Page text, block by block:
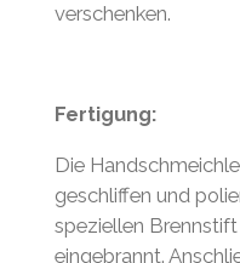
verschenken.
Fertigung:
Die
geschliffen und
speziellen
eingebrannt.